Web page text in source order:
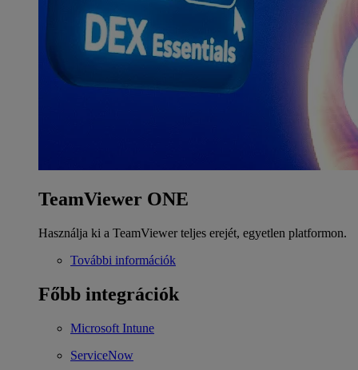
TeamViewer ONE
Használja ki a TeamViewer teljes erejét, egyetlen platformon.
További információk
Főbb integrációk
Microsoft Intune
ServiceNow